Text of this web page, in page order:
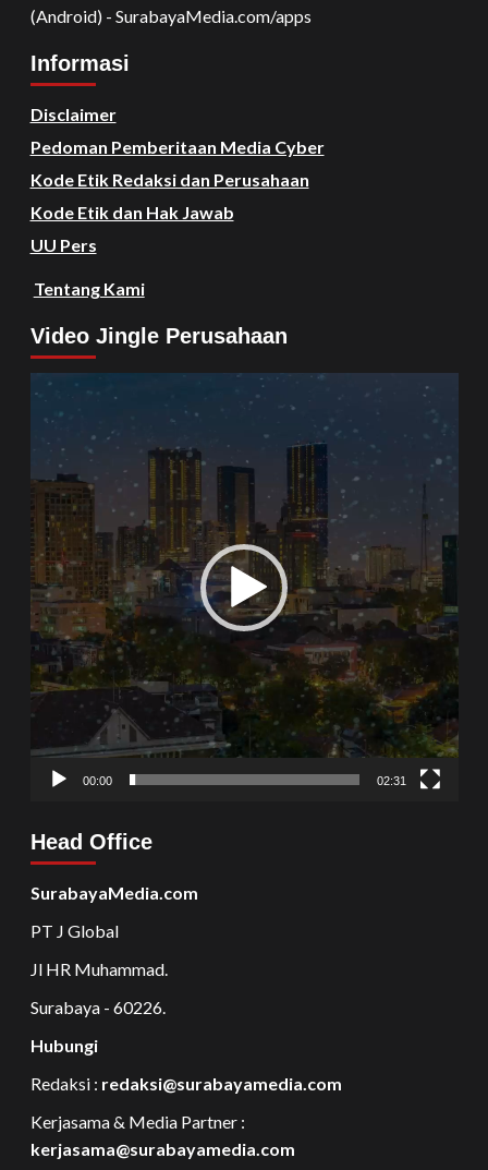
(Android) - SurabayaMedia.com/apps
Informasi
Disclaimer
Pedoman Pemberitaan Media Cyber
Kode Etik Redaksi dan Perusahaan
Kode Etik dan Hak Jawab
UU Pers
Tentang Kami
Video Jingle Perusahaan
Video
Player
00:00 02:31
Head Office
SurabayaMedia.com
PT J Global
Jl HR Muhammad.
Surabaya - 60226.
Hubungi
Redaksi : redaksi@surabayamedia.com
Kerjasama & Media Partner :
kerjasama@surabayamedia.com